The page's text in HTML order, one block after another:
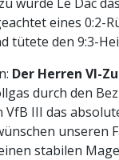
eines 0:2-
tütete den 9:3-
Der Herren VI-
durch den
III das
unseren
stabilen